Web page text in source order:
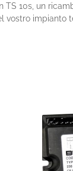
10s, un
vostro impianto